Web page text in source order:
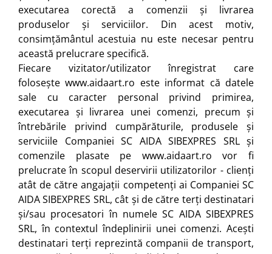
executarea corectă a comenzii și livrarea
produselor și serviciilor. Din acest motiv,
consimțământul acestuia nu este necesar pentru
această prelucrare specifică.
Fiecare vizitator/utilizator înregistrat care
foloseștewww.aidaart.ro este informat că datele
sale cu caracter personal privind primirea,
executarea și livrarea unei comenzi, precum și
întrebările privind cumpărăturile, produsele și
serviciile Companiei SC AIDA SIBEXPRES SRL și
comenzile plasate pe www.aidaart.ro vor fi
prelucrate în scopul deservirii utilizatorilor - clienți
atât de către angajații competenți ai Companiei SC
AIDA SIBEXPRES SRL, cât și de către terți destinatari
și/sau procesatori în numele SC AIDA SIBEXPRES
SRL, în contextul îndeplinirii unei comenzi. Acești
destinatari terți reprezintă companii de transport,